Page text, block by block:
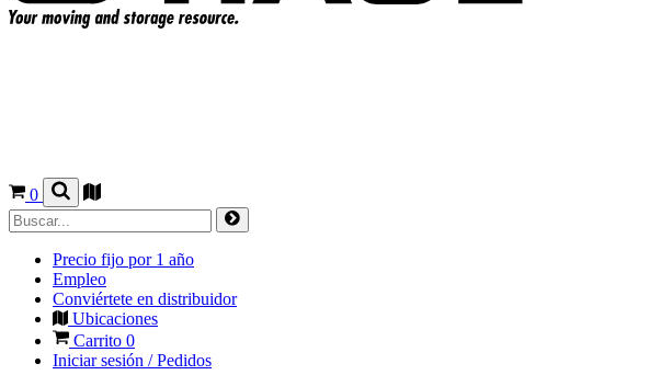
0
Precio fijo por 1 año
Empleo
Conviértete en distribuidor
Ubicaciones
Carrito 0
Iniciar sesión / Pedidos